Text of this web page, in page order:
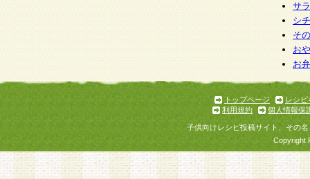
サ
シ
そ
お
お
トップページ
レシピ
利用規約
個人情報保
子供向けレシピ投稿サイト、その
Copyright